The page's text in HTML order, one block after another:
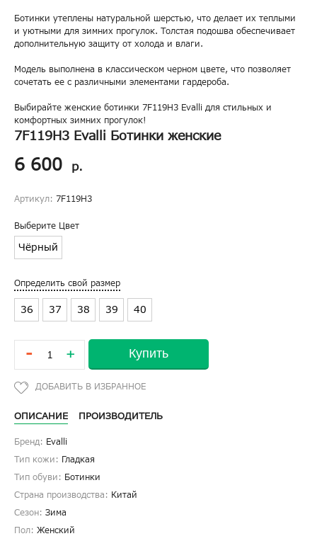
Ботинки утеплены натуральной шерстью, что делает их теплыми
и уютными для зимних прогулок. Толстая подошва обеспечивает
дополнительную защиту от холода и влаги.
Модель выполнена в классическом черном цвете, что позволяет
сочетать ее с различными элементами гардероба.
Выбирайте женские ботинки 7F119H3 Evalli для стильных и
комфортных зимних прогулок!
7F119H3 Evalli Ботинки женские
6 600 р.
Артикул: 7F119H3
Выберите Цвет
Чёрный
Определить свой размер
36 37 38 39 40
- + Купить
ОПИСАНИЕ ПРОИЗВОДИТЕЛЬ
Бренд: Evalli
Тип кожи: Гладкая
Тип обуви: Ботинки
Страна производства: Китай
Сезон: Зима
Пол: Женский